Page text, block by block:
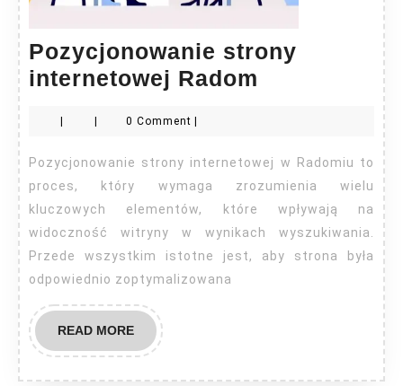
Pozycjonowanie strony
internetowej Radom
internetowej
Radom
| | 0 Comment |
Pozycjonowanie strony internetowej w Radomiu to
proces, który wymaga zrozumienia wielu
kluczowych elementów, które wpływają na
widoczność witryny w wynikach wyszukiwania.
Przede wszystkim istotne jest, aby strona była
odpowiednio zoptymalizowana
READ MOREREAD
MORE